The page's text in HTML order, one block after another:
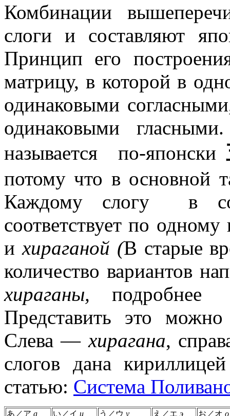
Комбинации
слоги и составляют
Принцип его
матрицу, в которой в
одинаковыми
одинаковыми
называется по-японски
потому что в основной
Каждому слогу в
соответствует по
ихираганой (В старые
количество вариантов
хираганы,
Представить это
Слева —хирагана,
слогов дана
статью: Система
あ／ア а い／イ и う／ウ у え／エ э お／オ о